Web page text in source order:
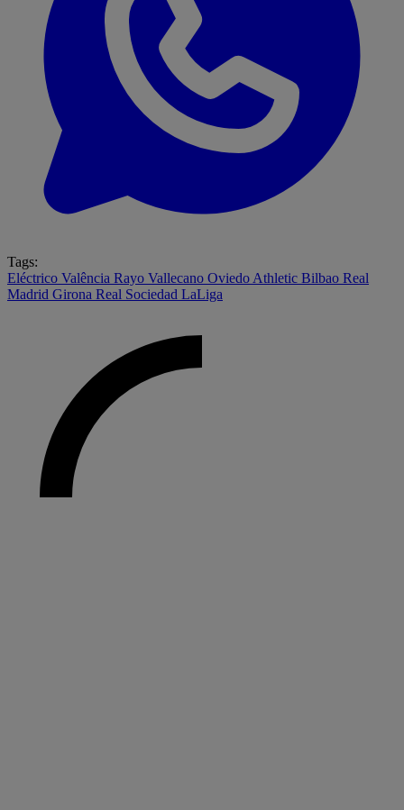
Tags:
Eléctrico Valência Rayo Vallecano Oviedo Athletic Bilbao Real
Madrid Girona Real Sociedad LaLiga